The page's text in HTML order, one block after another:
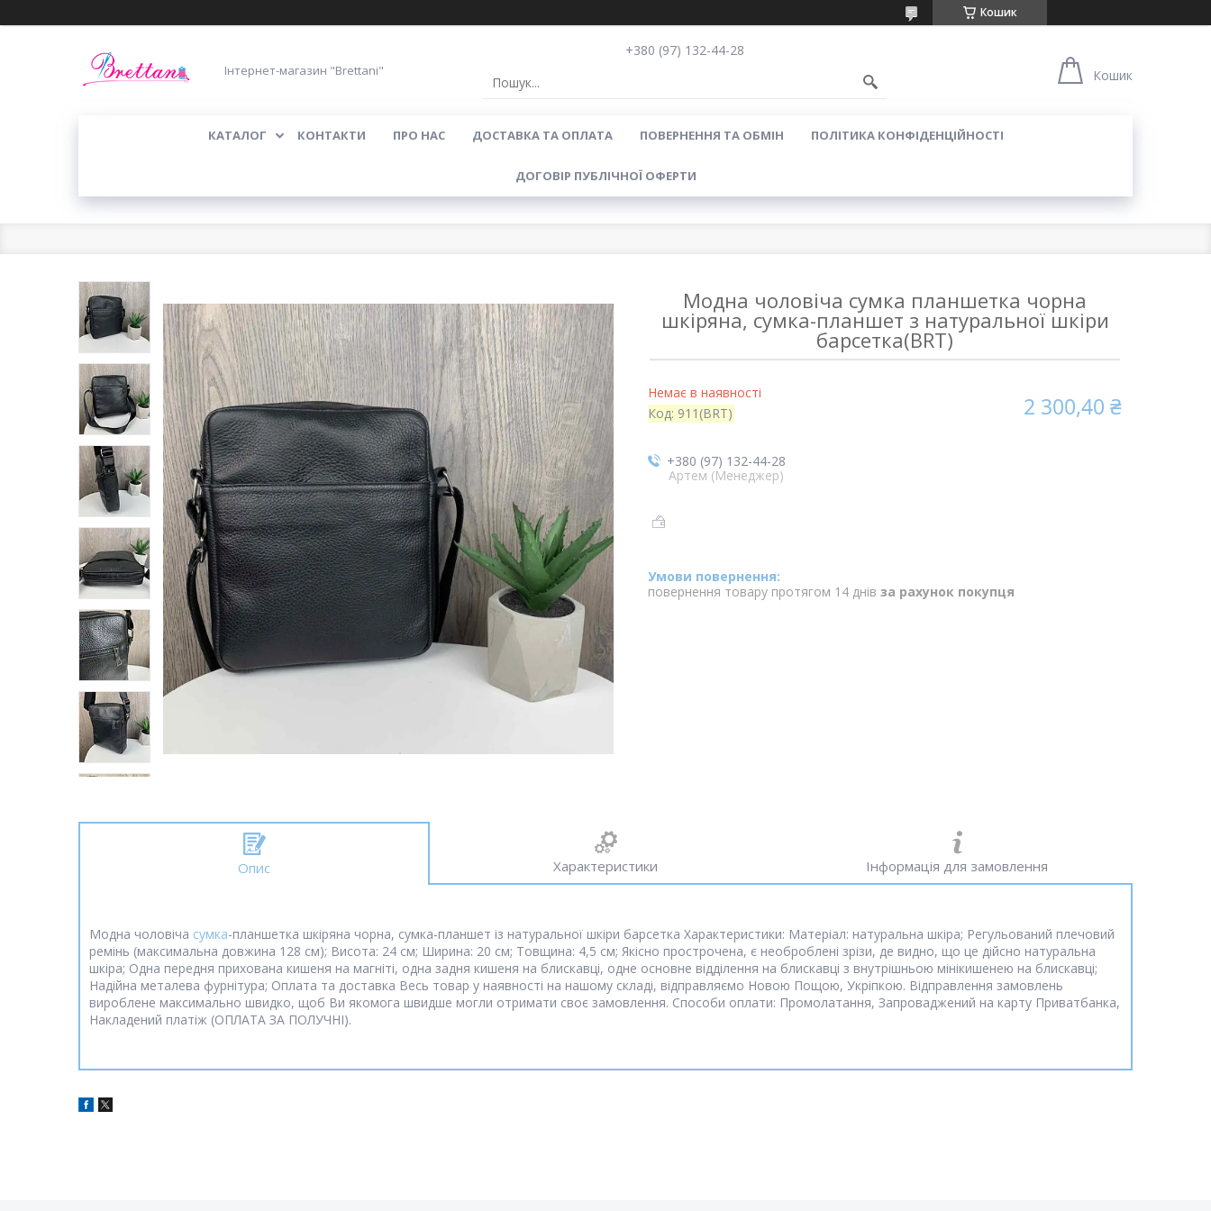
Кошик
Інтернет-магазин "Brettani"
+380 (97) 132-44-28
Кошик
КАТАЛОГ КОНТАКТИ ПРО НАС ДОСТАВКА ТА ОПЛАТА ПОВЕРНЕННЯ ТА ОБМІН ПОЛІТИКА КОНФІДЕНЦІЙНОСТІ
ДОГОВІР ПУБЛІЧНОЇ ОФЕРТИ
Модна чоловіча сумка планшетка чорна
шкіряна, сумка-планшет з натуральної шкіри
барсетка(BRT)
Немає в наявності
Код: 911(BRT) 2 300,40 ₴
+380 (97) 132-44-28
Артем (Менеджер)
повернення товару протягом 14 днів за рахунок покупця
Опис Характеристики Інформація для замовлення
Модна чоловіча сумка-планшетка шкіряна чорна, сумка-планшет із натуральної шкіри барсетка Характеристики: Матеріал: натуральна шкіра; Регульований плечовий
ремінь (максимальна довжина 128 см); Висота: 24 см; Ширина: 20 см; Товщина: 4,5 см; Якісно прострочена, є необроблені зрізи, де видно, що це дійсно натуральна
шкіра; Одна передня прихована кишеня на магніті, одна задня кишеня на блискавці, одне основне відділення на блискавці з внутрішньою мінікишенею на блискавці;
Надійна металева фурнітура; Оплата та доставка Весь товар у наявності на нашому складі, відправляємо Новою Пощою, Укріпкою. Відправлення замовлень
вироблене максимально швидко, щоб Ви якомога швидше могли отримати своє замовлення. Способи оплати: Промолатання, Запроваджений на карту Приватбанка,
Накладений платіж (ОПЛАТА ЗА ПОЛУЧНІ).